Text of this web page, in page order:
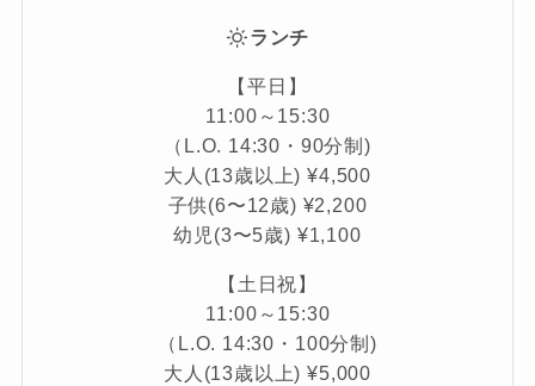
ランチ
【平日】
11:00～15:30
（L.O. 14:30・90分制)
大人(13歳以上) ¥4,500
子供(6〜12歳) ¥2,200
幼児(3〜5歳) ¥1,100
【土日祝】
11:00～15:30
（L.O. 14:30・100分制)
大人(13歳以上) ¥5,000